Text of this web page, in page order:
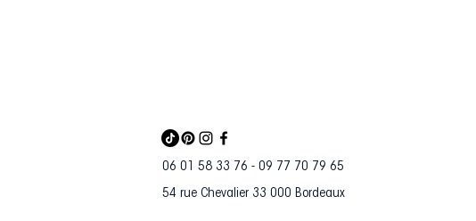
06 01 58 33 76 - 09 77 70 79 65
54 rue Chevalier 33 000 Bordeaux